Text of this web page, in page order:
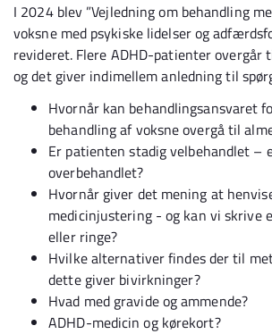
I 2024 blev ”Vejledning om behandling
voksne med psykiske lidelser og
revideret. Flere ADHD-patienter overgår
og det giver indimellem anledning til
Hvornår kan behandlingsansvaret
behandling af voksne overgå til
Er patienten stadig velbehandlet –
overbehandlet?
Hvornår giver det mening at
medicinjustering - og kan vi skrive
eller ringe?
Hvilke alternativer findes der til
dette giver bivirkninger?
Hvad med gravide og ammende?
ADHD-medicin og kørekort?